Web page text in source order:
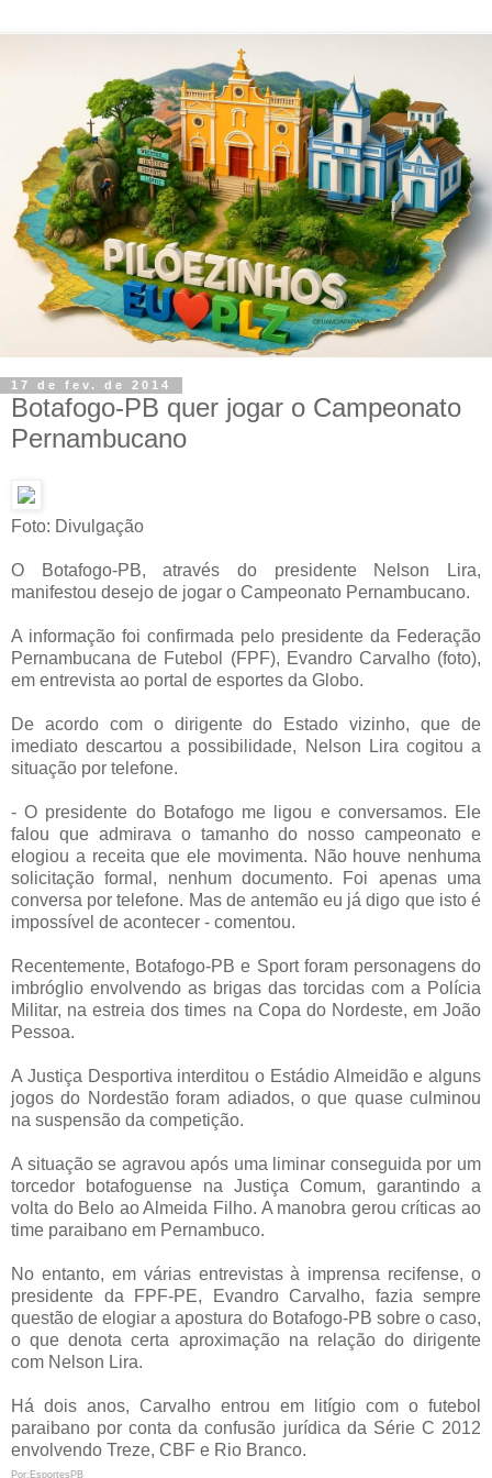
17 de fev. de 2014
Botafogo-PB quer jogar o Campeonato
Pernambucano
Foto: Divulgação
O Botafogo-PB, através do presidente Nelson Lira,
manifestou desejo de jogar o Campeonato Pernambucano.
A informação foi confirmada pelo presidente da Federação
Pernambucana de Futebol (FPF), Evandro Carvalho (foto),
em entrevista ao portal de esportes da Globo.
De acordo com o dirigente do Estado vizinho, que de
imediato descartou a possibilidade, Nelson Lira cogitou a
situação por telefone.
- O presidente do Botafogo me ligou e conversamos. Ele
falou que admirava o tamanho do nosso campeonato e
elogiou a receita que ele movimenta. Não houve nenhuma
solicitação formal, nenhum documento. Foi apenas uma
conversa por telefone. Mas de antemão eu já digo que isto é
impossível de acontecer - comentou.
Recentemente, Botafogo-PB e Sport foram personagens do
imbróglio envolvendo as brigas das torcidas com a Polícia
Militar, na estreia dos times na Copa do Nordeste, em João
Pessoa.
A Justiça Desportiva interditou o Estádio Almeidão e alguns
jogos do Nordestão foram adiados, o que quase culminou
na suspensão da competição.
A situação se agravou após uma liminar conseguida por um
torcedor botafoguense na Justiça Comum, garantindo a
volta do Belo ao Almeida Filho. A manobra gerou críticas ao
time paraibano em Pernambuco.
No entanto, em várias entrevistas à imprensa recifense, o
presidente da FPF-PE, Evandro Carvalho, fazia sempre
questão de elogiar a apostura do Botafogo-PB sobre o caso,
o que denota certa aproximação na relação do dirigente
com Nelson Lira.
Há dois anos, Carvalho entrou em litígio com o futebol
paraibano por conta da confusão jurídica da Série C 2012
envolvendo Treze, CBF e Rio Branco.
Por:EsportesPB